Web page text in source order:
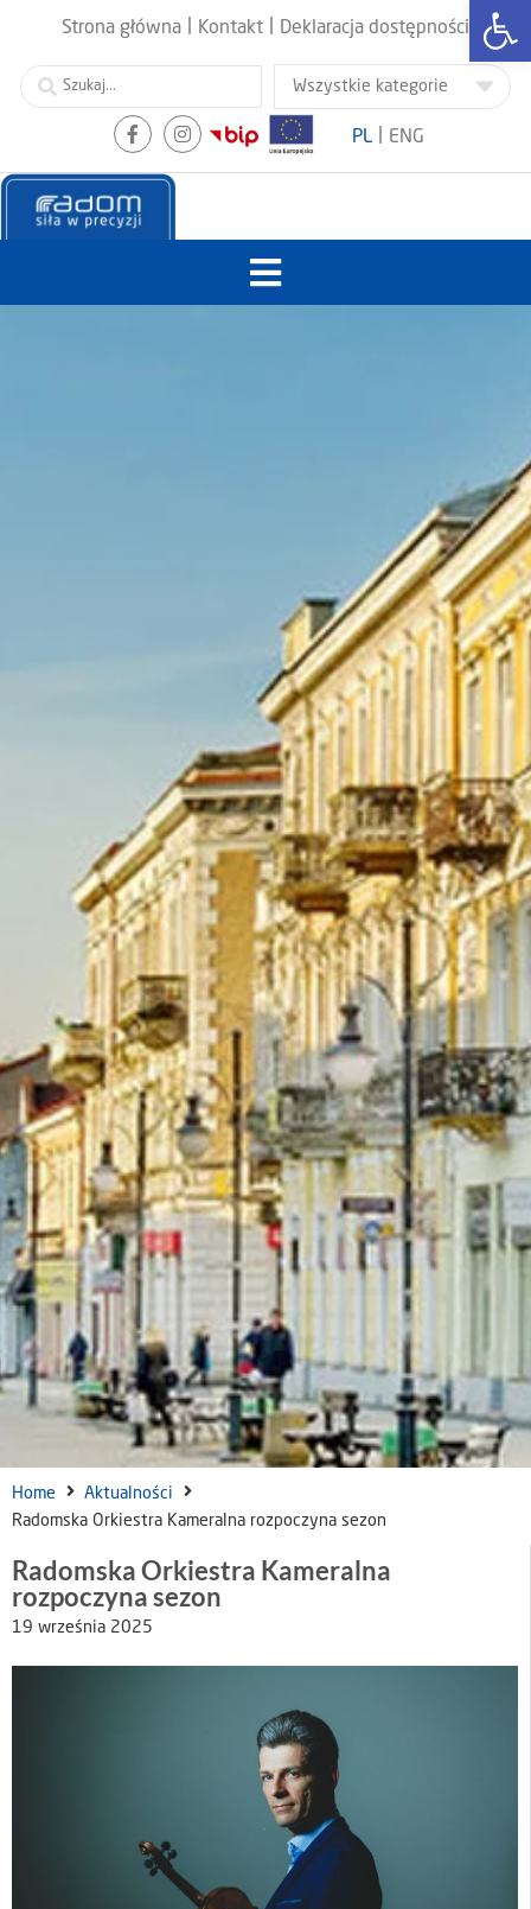
Strona główna Kontakt Deklaracja dostępności
PL ENG
Home
Aktualności
Radomska Orkiestra Kameralna rozpoczyna sezon
Radomska Orkiestra Kameralna
rozpoczyna sezon
19 września 2025